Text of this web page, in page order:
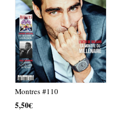
Montres #110
5,50€